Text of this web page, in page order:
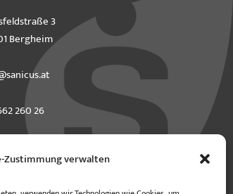
Zustimmung verwalten
3
Bergheim
260 26